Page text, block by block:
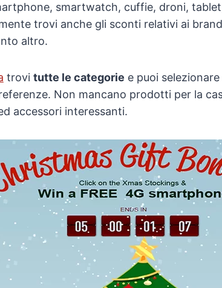
smartwatch, cuffie, droni,
trovi anche gli sconti relativi ai
altro.
trovi tutte le categorie e puoi
Non mancano prodotti per la
accessori interessanti.